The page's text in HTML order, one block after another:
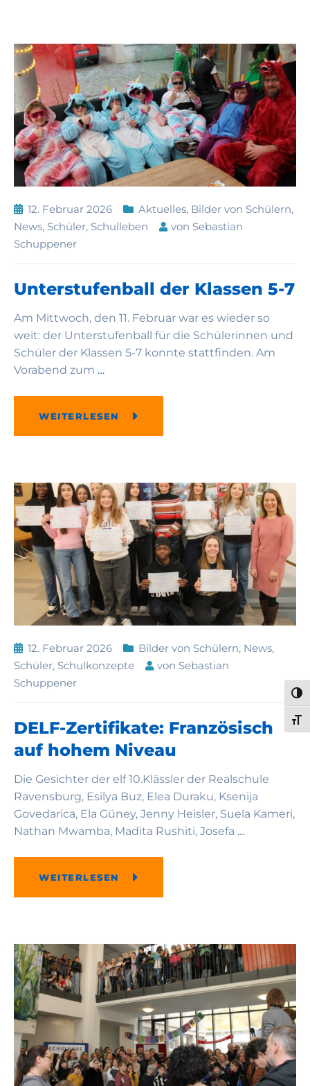
12. Februar 2026 Aktuelles, Bilder von Schülern,
News, Schüler, Schulleben von Sebastian
Schuppener
Unterstufenball der Klassen 5-7
Am Mittwoch, den 11. Februar war es wieder so
weit: der Unterstufenball für die Schülerinnen und
Schüler der Klassen 5-7 konnte stattfinden. Am
Vorabend zum …
WEITERLESEN
12. Februar 2026 Bilder von Schülern, News,
Schüler, Schulkonzepte von Sebastian
Schuppener
DELF-Zertifikate: Französisch
auf hohem Niveau
Die Gesichter der elf 10.Klässler der Realschule
Ravensburg, Esilya Buz, Elea Duraku, Ksenija
Govedarica, Ela Güney, Jenny Heisler, Suela Kameri,
Nathan Mwamba, Madita Rushiti, Josefa …
WEITERLESEN